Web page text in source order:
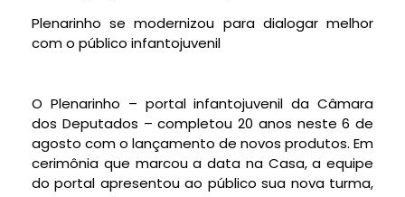
Plenarinho se modernizou para dialogar melhor
com o público infantojuvenil
O Plenarinho – portal infantojuvenil da Câmara
dos Deputados – completou 20 anos neste 6 de
agosto com o lançamento de novos produtos. Em
cerimônia que marcou a data na Casa, a equipe
do portal apresentou ao público sua nova turma,